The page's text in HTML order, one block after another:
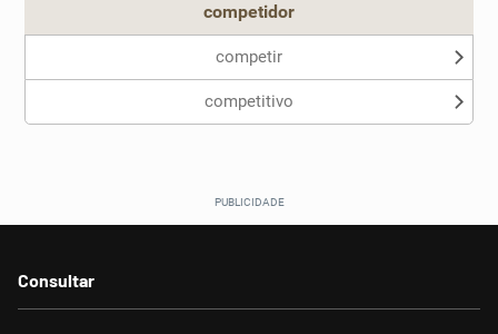
Sinônimos
competidor
competir
competitivo
Consultar